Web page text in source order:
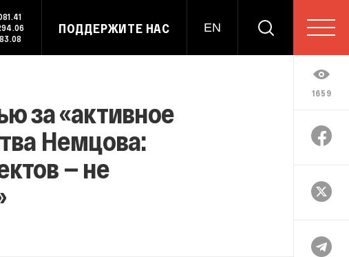
81.41
94.06
ПОДДЕРЖИТЕ НАС EN
1659
за «активное
Немцова:
— не